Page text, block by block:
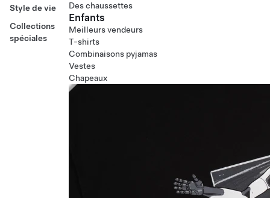
Style de vie
Collections
spéciales
Des chaussettes
Enfants
Meilleurs vendeurs
T-shirts
Combinaisons pyjamas
Vestes
Chapeaux